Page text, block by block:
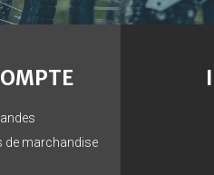
de marchandise